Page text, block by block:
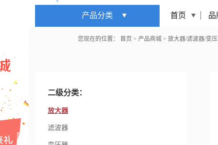
产品分类 首页 品
您现在的位置： 首页 > 产品商城 > 放大器/滤波器/变
二级分类：
放大器
滤波器